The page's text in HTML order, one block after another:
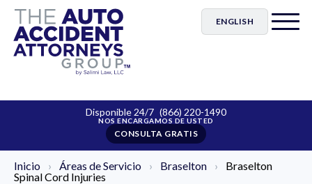
ENGLISH
Disponible 24/7 (866) 220-1490
CONSULTA GRATIS
Inicio › Áreas de Servicio › Braselton ›
Braselton
Spinal Cord Injuries